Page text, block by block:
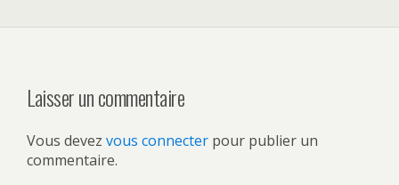
Laisser un commentaire
Vous devez vous connecter pour publier un
commentaire.